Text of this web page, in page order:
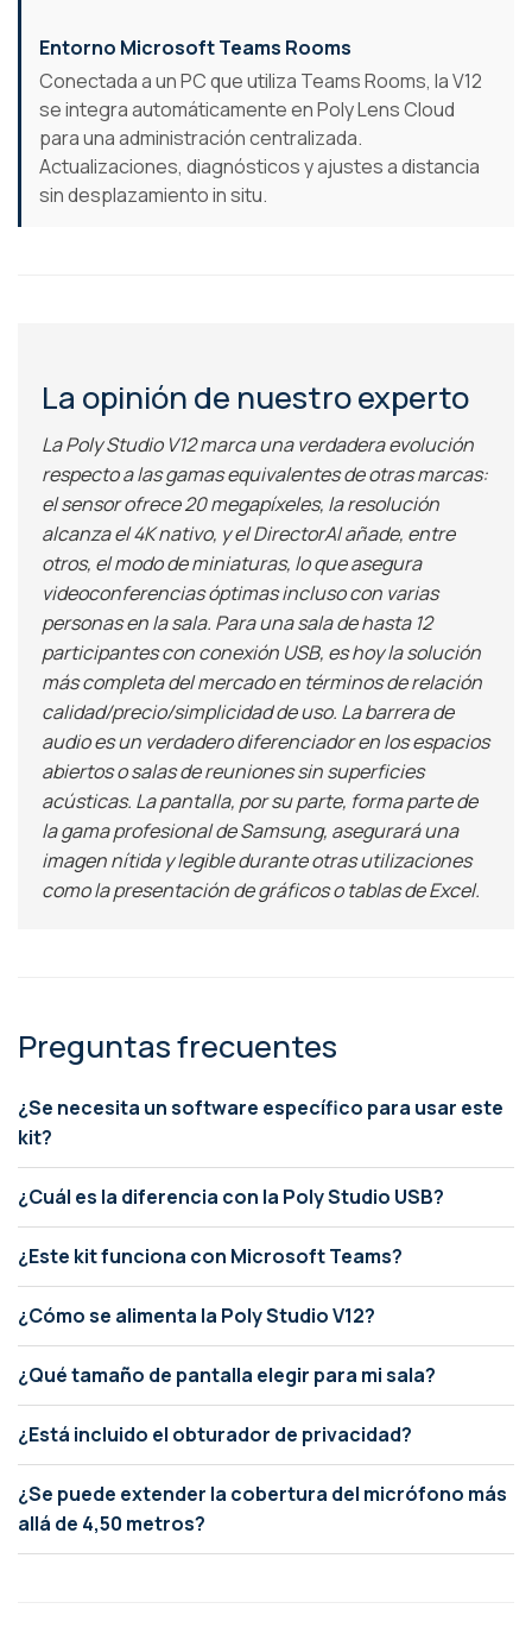
Entorno Microsoft Teams Rooms
Conectada a un PC que utiliza Teams Rooms, la V12
se integra automáticamente en Poly Lens Cloud
para una administración centralizada.
Actualizaciones, diagnósticos y ajustes a distancia
sin desplazamiento in situ.
La opinión de nuestro experto
La Poly Studio V12 marca una verdadera evolución
respecto a las gamas equivalentes de otras marcas:
el sensor ofrece 20 megapíxeles, la resolución
alcanza el 4K nativo, y el DirectorAI añade, entre
otros, el modo de miniaturas, lo que asegura
videoconferencias óptimas incluso con varias
personas en la sala. Para una sala de hasta 12
participantes con conexión USB, es hoy la solución
más completa del mercado en términos de relación
calidad/precio/simplicidad de uso. La barrera de
audio es un verdadero diferenciador en los espacios
abiertos o salas de reuniones sin superficies
acústicas. La pantalla, por su parte, forma parte de
la gama profesional de Samsung, asegurará una
imagen nítida y legible durante otras utilizaciones
como la presentación de gráficos o tablas de Excel.
Preguntas frecuentes
¿Se necesita un software específico para usar este
kit?
¿Cuál es la diferencia con la Poly Studio USB?
¿Este kit funciona con Microsoft Teams?
¿Cómo se alimenta la Poly Studio V12?
¿Qué tamaño de pantalla elegir para mi sala?
¿Está incluido el obturador de privacidad?
¿Se puede extender la cobertura del micrófono más
allá de 4,50 metros?